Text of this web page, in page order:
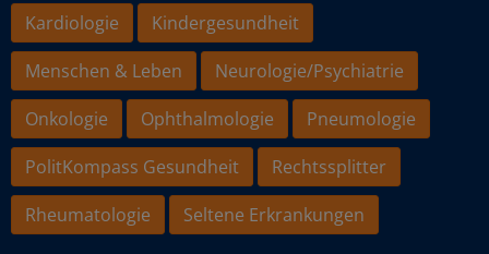
Kardiologie
Kindergesundheit
Menschen & Leben
Neurologie/Psychiatrie
Onkologie
Ophthalmologie
Pneumologie
PolitKompass Gesundheit
Rechtssplitter
Rheumatologie
Seltene Erkrankungen